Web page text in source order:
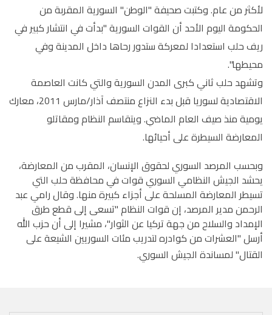
لأكثر من عام. وكتبت صحيفة "الوطن" السورية المقربة من
الحكومة اليوم الأحد أن القوات السورية "بدأت في انتشار كبير في
ريف حلب استعدادا لمعركة ستدور رحاها داخل المدينة وفي
محيطها".
وتشهد حلب ثاني كبرى المدن السورية والتي كانت العاصمة
الاقتصادية لسوريا قبل بدء النزاع منتصف آذار/مارس 2011، معارك
يومية منذ صيف العام الماضي. ويتقاسم النظام ومقاتلو
المعارضة السيطرة على أحيائها.
وبحسب المرصد السوري لحقوق الإنسان، المقرب من المعارضة،
يحشد الجيش النظامي السوري قوات في محافظة حلب التي
تسيطر المعارضة المسلحة على أجزاء كبيرة منها. وقال رامي عبد
الرحمن مدير المرصد، إن قوات النظام "تسعى إلى قطع طرق
الإمداد والسلاح من جهة تركيا عن الثوار"، مشيرا إلى أن حزب الله
أرسل "العشرات من كوادره لتدريب مئات السوريين الشيعة على
القتال" لمساندة الجيش السوري.